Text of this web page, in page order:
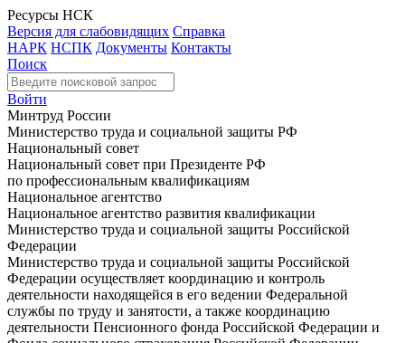
Ресурсы НСК
Версия для слабовидящих Справка
НАРК НСПК Документы Контакты
Поиск
Войти
Минтруд России
Министерство труда и социальной защиты РФ
Национальный совет
Национальный совет при Президенте РФ
по профессиональным квалификациям
Национальное агентство
Национальное агентство развития квалификации
Министерство труда и социальной защиты Российской
Федерации
Министерство труда и социальной защиты Российской
Федерации осуществляет координацию и контроль
деятельности находящейся в его ведении Федеральной
службы по труду и занятости, а также координацию
деятельности Пенсионного фонда Российской Федерации и